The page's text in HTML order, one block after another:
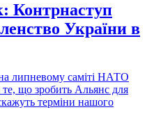
Контрнаступ
України в
липневому саміті НАТО
що зробить Альянс для
терміни нашого